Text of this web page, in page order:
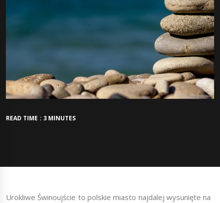
READ TIME : 3 MINUTES
Urokliwe Świnoujście to polskie miasto najdalej wysunięte na